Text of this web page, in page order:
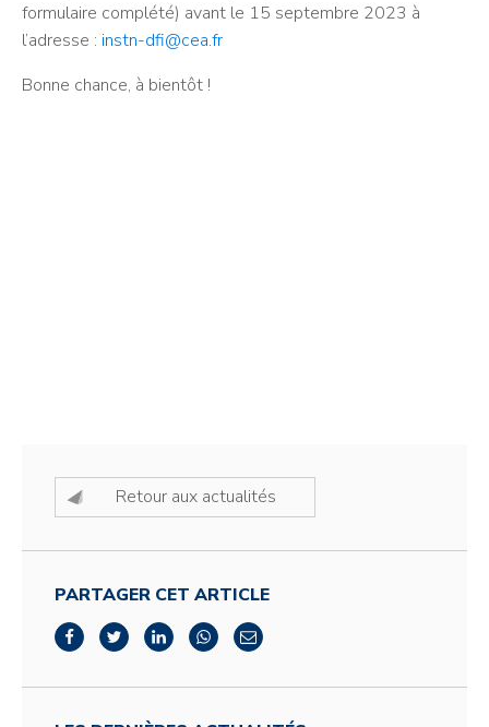
formulaire complété) avant le 15 septembre 2023 à
l’adresse : instn-dfi@cea.fr
Bonne chance, à bientôt !
Retour aux actualités
PARTAGER CET ARTICLE